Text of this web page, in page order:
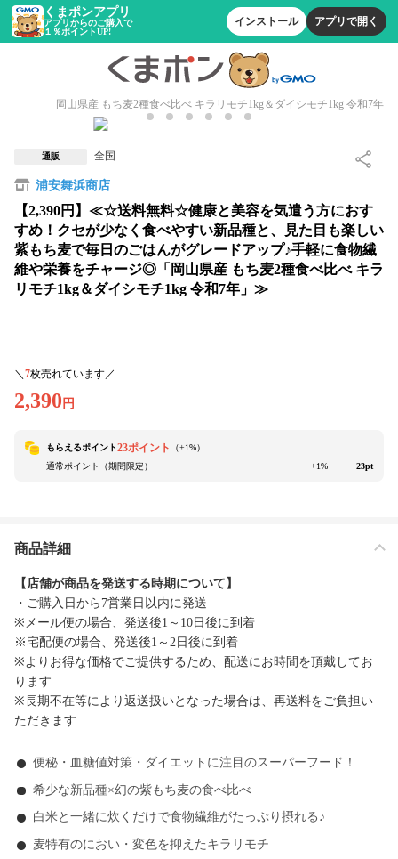
くまポンアプリ
アプリからのご購入で
１％ポイントUP!
インストール アプリで開く
岡山県産 もち麦2種食べ比べ キラリモチ1kg＆ダイシモチ1kg 令和7年
通販 全国
浦安舞浜商店
【2,390円】≪☆送料無料☆健康と美容を気遣う方におす
すめ！クセが少なく食べやすい新品種と、見た目も楽しい
紫もち麦で毎日のごはんがグレードアップ♪手軽に食物繊
維や栄養をチャージ◎「岡山県産 もち麦2種食べ比べ キラ
リモチ1kg＆ダイシモチ1kg 令和7年」≫
＼ 7枚売れています／
2,390 円
もらえるポイント23ポイント （+1%）
通常ポイント（期間限定）
+1% 23pt
商品詳細
【店舗が商品を発送する時期について】
・ご購入日から7営業日以内に発送
※メール便の場合、発送後1～10日後に到着
※宅配便の場合、発送後1～2日後に到着
※よりお得な価格でご提供するため、配送にお時間を頂戴してお
ります
※長期不在等により返送扱いとなった場合は、再送料をご負担い
ただきます
便秘・血糖値対策・ダイエットに注目のスーパーフード！
希少な新品種×幻の紫もち麦の食べ比べ
白米と一緒に炊くだけで食物繊維がたっぷり摂れる♪
麦特有のにおい・変色を抑えたキラリモチ